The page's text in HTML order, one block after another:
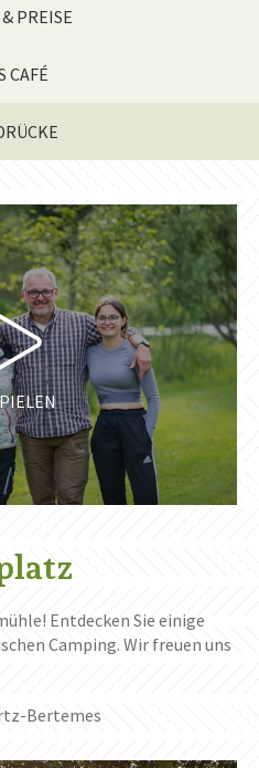
PREISE
CAFÉ
Entdecken Sie einige
Camping. Wir freuen uns
Bertemes